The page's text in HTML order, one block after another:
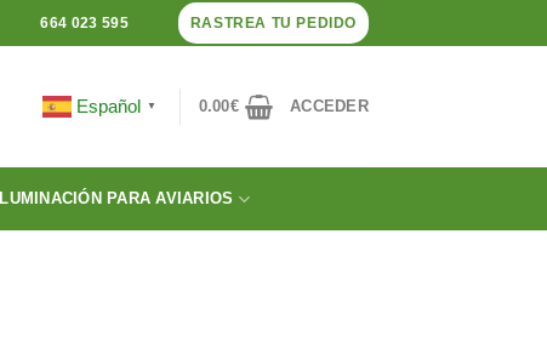
664 023 595 RASTREA TU PEDIDO
Español ▼ 0.00€ ACCEDER
ILUMINACIÓN PARA AVIARIOS